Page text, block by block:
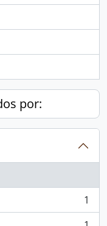
por:
1